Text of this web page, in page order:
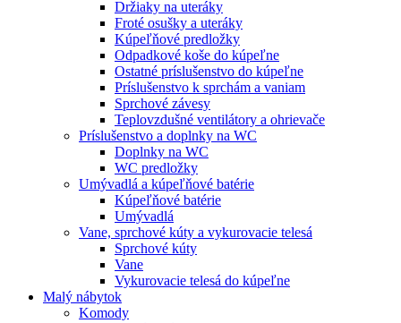
Držiaky na uteráky
Froté osušky a uteráky
Kúpeľňové predložky
Odpadkové koše do kúpeľne
Ostatné príslušenstvo do kúpeľne
Príslušenstvo k sprchám a vaniam
Sprchové závesy
Teplovzdušné ventilátory a ohrievače
Príslušenstvo a doplnky na WC
Doplnky na WC
WC predložky
Umývadlá a kúpeľňové batérie
Kúpeľňové batérie
Umývadlá
Vane, sprchové kúty a vykurovacie telesá
Sprchové kúty
Vane
Vykurovacie telesá do kúpeľne
Malý nábytok
Komody